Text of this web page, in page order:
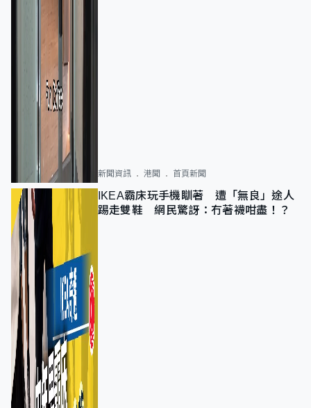
新聞資訊 港聞 首頁新聞
IKEA霸床玩手機瞓著 遭「無良」途人
踢走雙鞋 網民驚訝：冇著襪咁盡！？